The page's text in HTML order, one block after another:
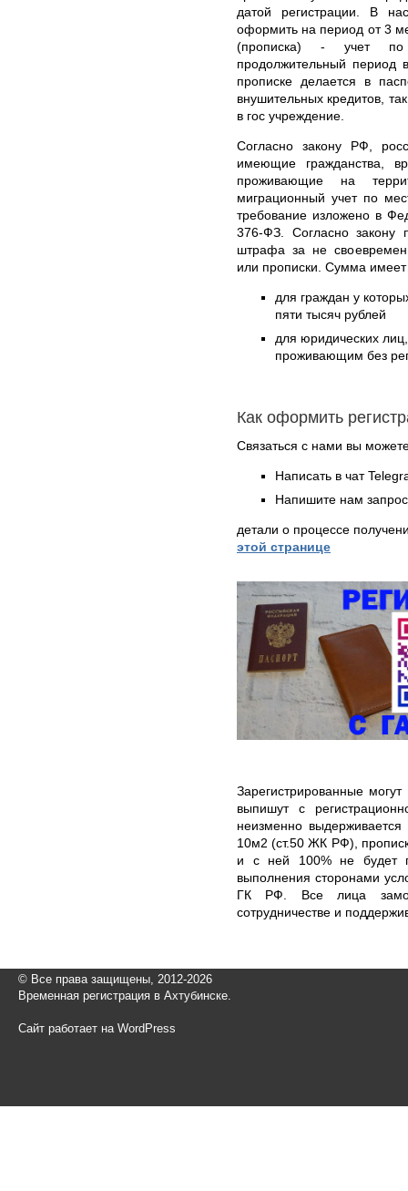
датой регистрации. В
оформить на период от 3
(прописка) - учет по
продолжительный
прописке делается в
внушительных кредитов,
в гос учреждение.
Согласно закону РФ,
имеющие гражданства,
проживающие на
миграционный учет по
требование изложено в
376-ФЗ. Согласно закону
штрафа за не
или прописки. Сумма
для граждан у
пяти тысяч рублей
для юридических
проживающим без
Как оформить
Связаться с нами вы
Написать в чат
Напишите нам
детали о процессе
этой странице
Зарегистрированные
выпишут с
неизменно
10м2 (ст.50 ЖК РФ),
и с ней 100% не будет
выполнения сторонами
ГК РФ. Все лица
сотрудничестве и
© Все права защищены, 2012-2026
Временная регистрация в Ахтубинске.
Сайт работает на WordPress